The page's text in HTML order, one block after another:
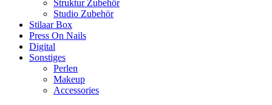
Struktur Zubehör
Studio Zubehör
Stilaar Box
Press On Nails
Digital
Sonstiges
Perlen
Makeup
Accessories